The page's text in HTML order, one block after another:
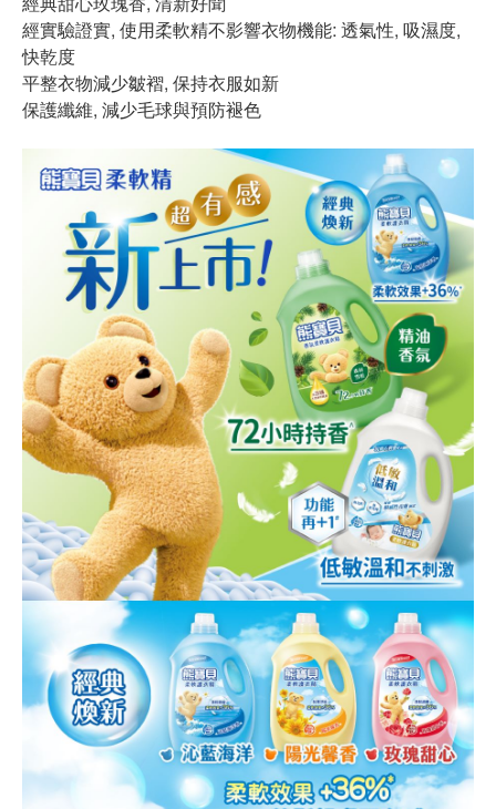
經實驗證實, 使用柔軟精不影響衣物機能: 透氣性, 吸濕度,
快乾度
平整衣物減少皺褶, 保持衣服如新
保護纖維, 減少毛球與預防褪色